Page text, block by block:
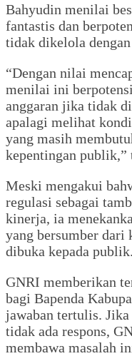
Bahyudin menilai
fantastis dan
tidak dikelola
“Dengan nilai
menilai ini
anggaran jika tidak
apalagi melihat
yang masih
kepentingan publik,”
Meski mengakui
regulasi sebagai
kinerja, ia
yang bersumber dari
dibuka kepada publik.
GNRI memberikan
bagi Bapenda
jawaban tertulis.
tidak ada respons,
membawa masalah